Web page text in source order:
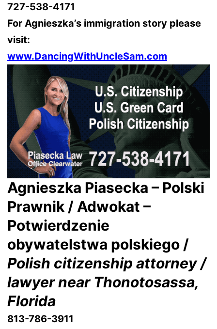
727-538-4171
For Agnieszka’s immigration story please
visit:
www.DancingWithUncleSam.com
Agnieszka Piasecka – Polski
Prawnik / Adwokat –
Potwierdzenie
obywatelstwa polskiego /
Polish citizenship attorney /
lawyer near Thonotosassa,
Florida
813-786-3911